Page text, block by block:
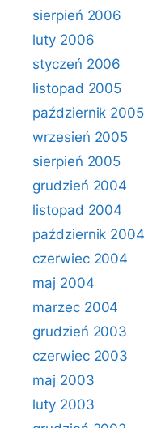
sierpień 2006
luty 2006
styczeń 2006
listopad 2005
październik 2005
wrzesień 2005
sierpień 2005
grudzień 2004
listopad 2004
październik 2004
czerwiec 2004
maj 2004
marzec 2004
grudzień 2003
czerwiec 2003
maj 2003
luty 2003